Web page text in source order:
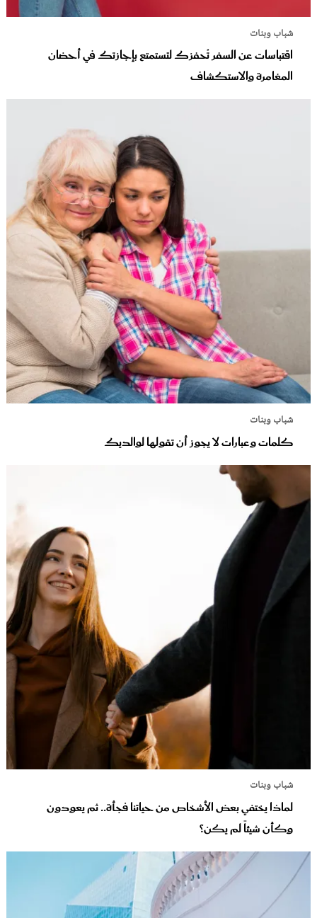
شباب وبنات
اقتباسات عن السفر تُحفزك لتستمتع بإجازتك في أحضان
المغامرة والاستكشاف
شباب وبنات
كلمات وعبارات لا يجوز أن تقولها لوالديك
شباب وبنات
لماذا يختفي بعض الأشخاص من حياتنا فجأة.. ثم يعودون
وكأن شيئاً لم يكن؟